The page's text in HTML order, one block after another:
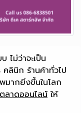
ไม่ว่าจะเป็น
คลินิก ร้านค้าทั่วไป
มากยิ่งขึ้นในโลก
ลาดออนไลน์ ให้